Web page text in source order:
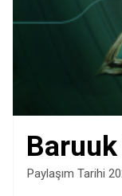
Paylaşım Tarihi